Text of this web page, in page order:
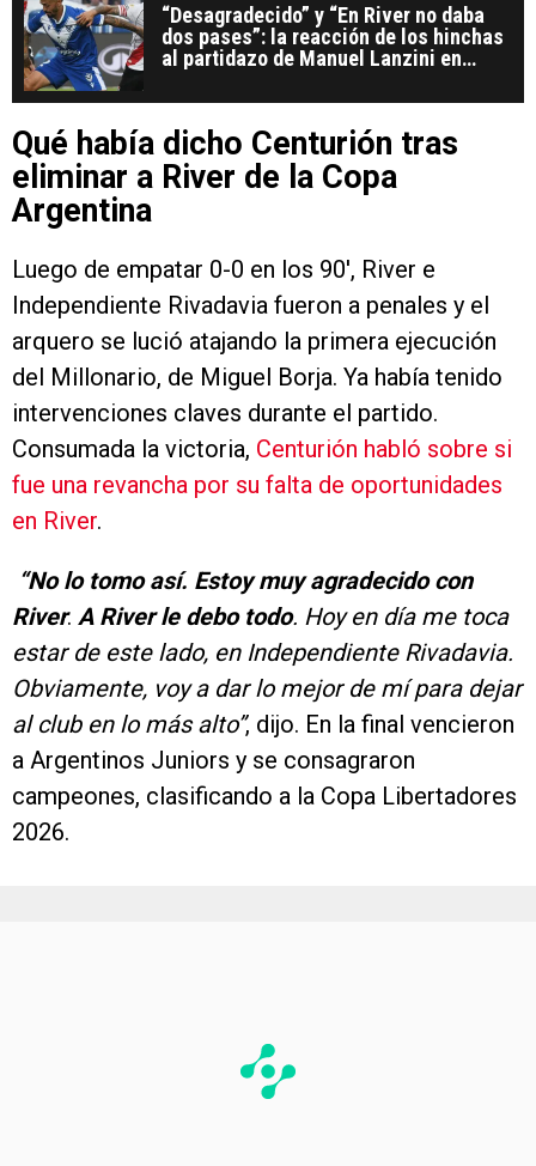
“Desagradecido” y “En River no daba
dos pases”: la reacción de los hinchas
al partidazo de Manuel Lanzini en
Qué había dicho Centurión tras
eliminar a River de la Copa
Argentina
Luego de empatar 0-0 en los 90′, River e
Independiente Rivadavia fueron a penales y el
arquero se lució atajando la primera ejecución
del Millonario, de Miguel Borja. Ya había tenido
intervenciones claves durante el partido.
Consumada la victoria, Centurión habló sobre si
fue una revancha por su falta de oportunidades
en River.
“No lo tomo así. Estoy muy agradecido con
River. A River le debo todo. Hoy en día me toca
estar de este lado, en Independiente Rivadavia.
Obviamente, voy a dar lo mejor de mí para dejar
al club en lo más alto”, dijo. En la final vencieron
a Argentinos Juniors y se consagraron
campeones, clasificando a la Copa Libertadores
2026.